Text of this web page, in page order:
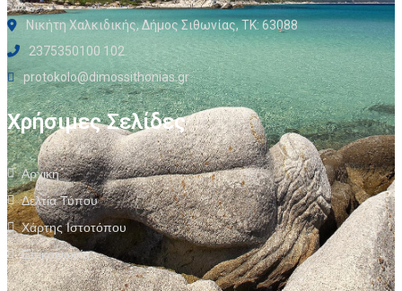
Νικήτη Χαλκιδικής, Δήμος Σιθωνίας, ΤΚ: 63088
2375350100 102
protokolo@dimossithonias.gr
Χρήσιμες Σελίδες
Αρχική
Δελτία Τύπου
Χάρτης Ιστοτόπου
Επικοινωνία